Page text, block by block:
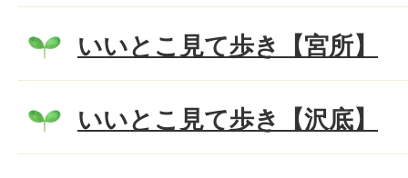
いいとこ見て歩き【宮所】
いいとこ見て歩き【沢底】